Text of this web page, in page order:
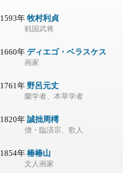
1593年 牧村利貞
戦国武将
1660年 ディエゴ・ベラスケス
画家
1761年 野呂元丈
蘭学者、本草学者
1820年 誠拙周樗
僧・臨済宗、歌人
1854年 椿椿山
文人画家